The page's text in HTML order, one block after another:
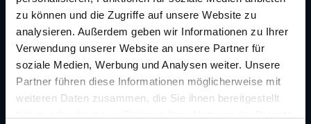
zu können und die Zugriffe auf unsere Website zu
analysieren. Außerdem geben wir Informationen zu Ihrer
Verwendung unserer Website an unsere Partner für
soziale Medien, Werbung und Analysen weiter. Unsere
Partner führen diese Informationen möglicherweise mit
weiteren Daten zusammen, die Sie ihnen bereitgestellt
Schwanthalerhöhe
Theresienhöhe 5
80339
munchen@cooolarena.com
Öffnungszeiten